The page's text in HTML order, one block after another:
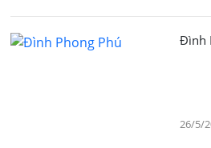
Đình
26/5/